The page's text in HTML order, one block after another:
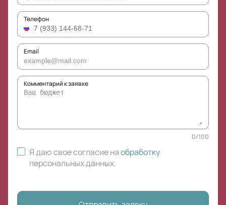
Телефон
Email
Комментарий к заявке
0/100
Я даю свое согласие наобработку
персональных данных.